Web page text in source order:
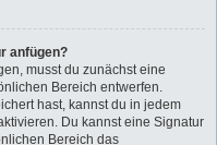
anfügen?
musst du zunächst eine
Bereich entwerfen.
hast, kannst du in jedem
Du kannst eine Signatur
Bereich das